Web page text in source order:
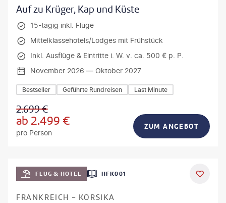
Auf zu Krüger, Kap und Küste
15-tägig inkl. Flüge
Mittelklassehotels/Lodges mit Frühstück
Inkl. Ausflüge & Eintritte i. W. v. ca. 500 € p. P.
November 2026 — Oktober 2027
Bestseller Geführte Rundreisen Last Minute
2.699€
ab2.499 €
pro Person
ZUM ANGEBOT
DEAL
FLUG & HOTEL HFK001
FRANKREICH - KORSIKA